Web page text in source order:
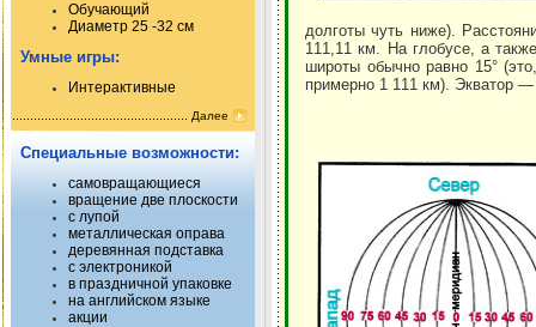
Обучающий
Диаметр 25 -32 см
Умные игры:
Интерактивные
Далее
Специальные возможности:
самовращающиеся
вращение две плоскости
с лупой
металлическая оправа
деревянная подставка
с электроникой
в праздничной упаковке
на английском языке
акции
долготы чуть ниже).
111,11 км. На глобусе, а
широты обычно равно 15°
примерно 1 111 км). Экватор